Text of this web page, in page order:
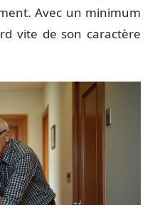
Avec un minimum
vite de son caractère